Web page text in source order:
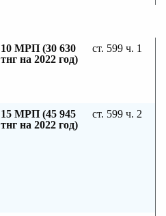
10 МРП (30 630
тнг на 2022 год)
ст. 599 ч. 1
15 МРП (45 945
тнг на 2022 год)
ст. 599 ч. 2